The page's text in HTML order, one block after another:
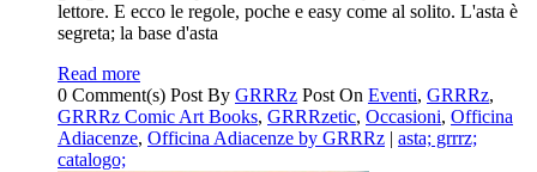
lettore. E ecco le regole, poche e easy come al solito. L'asta è
segreta; la base d'asta
Read more
0 Comment(s) Post By GRRRz Post On Eventi, GRRRz,
GRRRz Comic Art Books, GRRRzetic, Occasioni, Officina
Adiacenze, Officina Adiacenze by GRRRz | asta; grrrz;
catalogo;